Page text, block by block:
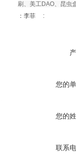
刷、美工DAO、昆虫
：李菲 :
您的
您的
联系